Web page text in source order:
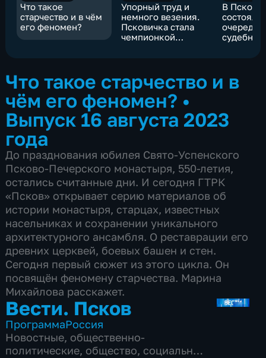
Что такое
старчество и в чём
его феномен?
Упорный труд и
немного везения.
Псковичка стала
чемпионкой
В Пскове
судебное
жилья
Что такое старчество и в
чём его феномен? •
Выпуск 16 августа 2023
года
До празднования юбилея Свято-Успенского
Псково-Печерского монастыря, 550-летия,
остались считанные дни. И сегодня ГТРК
«Псков» открывает серию материалов об
истории монастыря, старцах, известных
насельниках и сохранении уникального
архитектурного ансамбля. О реставрации его
древних церквей, боевых башен и стен.
Сегодня первый сюжет из этого цикла. Он
посвящён феномену старчества. Марина
Михайлова расскажет.
Вести. Псков
ПрограммаРоссия
Новостные, общественно-
политические, общество, социально-